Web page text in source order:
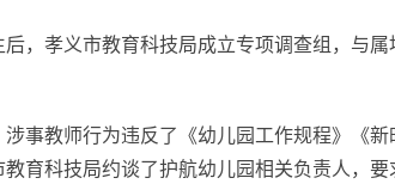
后，孝义市教育科技局成立专项调查组，与
涉事教师行为违反了《幼儿园工作规程》《
教育科技局约谈了护航幼儿园相关负责人，